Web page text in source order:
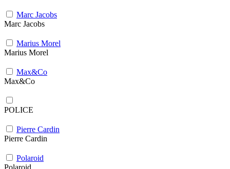
Marc Jacobs
Marc Jacobs
Marius Morel
Marius Morel
Max&Co
Max&Co
POLICE
Pierre Cardin
Pierre Cardin
Polaroid
Polaroid